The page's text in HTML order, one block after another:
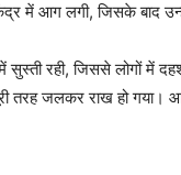
में आग लगी, जिसके बाद
सुस्ती रही, जिससे लोगों में
तरह जलकर राख हो गया।